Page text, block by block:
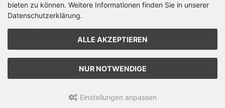
Widerrufsformular
Impressum
Newsletter-Anmeldung
bieten zu können. Weitere Informationen finden Sie in unserer
Datenschutzerklärung.
ALLE AKZEPTIEREN
NUR NOTWENDIGE
Einstellungen anpassen